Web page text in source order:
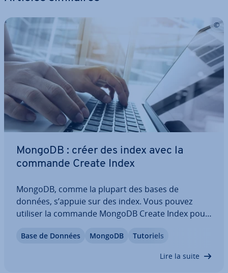
MongoDB : créer des index avec la
commande Create Index
MongoDB, comme la plupart des bases de
données, s’appuie sur des index. Vous pouvez
utiliser la commande MongoDB Create Index pour
découvrez le fonc­tion­ne­ment de cette méthode,
Base de Données MongoDB Tutoriels
Lire la suite